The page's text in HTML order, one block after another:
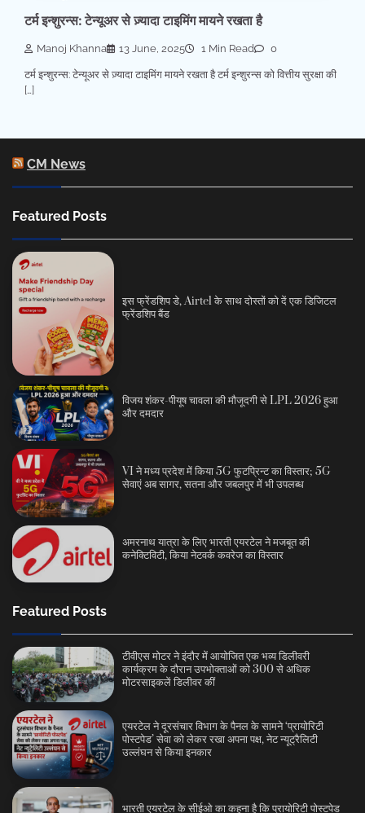
टर्म इन्शुरन्स: टेन्यूअर से ज़्यादा टाइमिंग मायने रखता है
Manoj Khanna 13 June, 2025 1 Min Read 0
टर्म इन्शुरन्स: टेन्यूअर से ज़्यादा टाइमिंग मायने रखता है टर्म इन्शुरन्स को वित्तीय सुरक्षा की
[…]
CM News
Featured Posts
इस फ्रेंडशिप डे, Airtel के साथ दोस्तों को दें एक डिजिटल
फ्रेंडशिप बैंड
विजय शंकर-पीयूष चावला की मौजूदगी से LPL 2026 हुआ
और दमदार
VI ने मध्य प्रदेश में किया 5G फुटप्रिन्ट का विस्तार; 5G
सेवाएं अब सागर, सतना और जबलपुर में भी उपलब्ध
अमरनाथ यात्रा के लिए भारती एयरटेल ने मजबूत की
कनेक्टिविटी, किया नेटवर्क कवरेज का विस्तार
Featured Posts
टीवीएस मोटर ने इंदौर में आयोजित एक भव्य डिलीवरी
कार्यक्रम के दौरान उपभोक्ताओं को 300 से अधिक
मोटरसाइकलें डिलीवर कीं
एयरटेल ने दूरसंचार विभाग के पैनल के सामने ‘प्रायोरिटी
पोस्टपेड’ सेवा को लेकर रखा अपना पक्ष, नेट न्यूट्रैलिटी
उल्लंघन से किया इनकार
भारती एयरटेल के सीईओ का कहना है कि प्रायोरिटी पोस्टपेड